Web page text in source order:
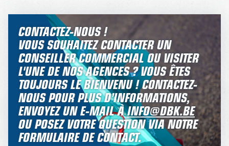
CONTACTEZ-NOUS !
VOUS SOUHAITEZ CONTACTER UN
CONSEILLER COMMERCIAL OU VISITER
L'UNE DE NOS AGENCES ? VOUS ÊTES
TOUJOURS LE BIENVENU ! CONTACTEZ-
NOUS POUR PLUS D’INFORMATIONS,
ENVOYEZ UN E-MAIL ÀINFO@DBK.BE
OU POSEZ VOTRE QUESTION VIA NOTRE
FORMULAIRE DE CONTACT.